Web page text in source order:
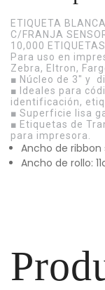
ETIQUETA
C/FRANJA
10,000
Para uso en
Zebra, Eltron,
■ Núcleo de 3″ y
■ Ideales para
identificación,
■ Superficie lisa
■ Etiquetas de
para impresora.
Ancho de ribbon
Ancho de rollo: